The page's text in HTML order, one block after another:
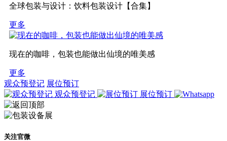
全球包装与设计：饮料包装设计【合集】
更多
现在的咖啡，包装也能做出仙境的唯美感
更多
观众预登记 展位预订
观众预登记
展位预订
关注官微